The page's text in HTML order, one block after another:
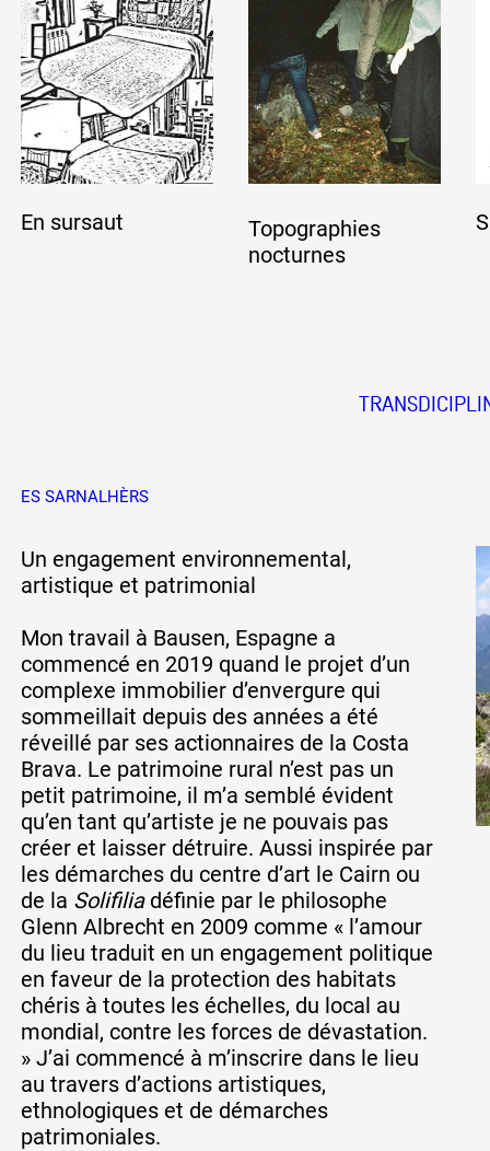
En sursaut
Topographies
nocturnes
ES SARNALHÈRS
Un engagement environnemental,
artistique et patrimonial
Mon travail à Bausen, Espagne a
commencé en 2019 quand le projet d’un
complexe immobilier d’envergure qui
sommeillait depuis des années a été
réveillé par ses actionnaires de la Costa
Brava. Le patrimoine rural n’est pas un
petit patrimoine, il m’a semblé évident
qu’en tant qu’artiste je ne pouvais pas
créer et laisser détruire. Aussi inspirée par
les démarches du centre d’art le Cairn ou
de la Solifiliadéfinie par le philosophe
Glenn Albrecht en 2009 comme « l’amour
du lieu traduit en un engagement politique
en faveur de la protection des habitats
chéris à toutes les échelles, du local au
mondial, contre les forces de dévastation.
» J’ai commencé à m’inscrire dans le lieu
au travers d’actions artistiques,
ethnologiques et de démarches
patrimoniales.